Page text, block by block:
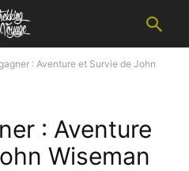
: Aventure et Survie de John
: Aventure
Wiseman